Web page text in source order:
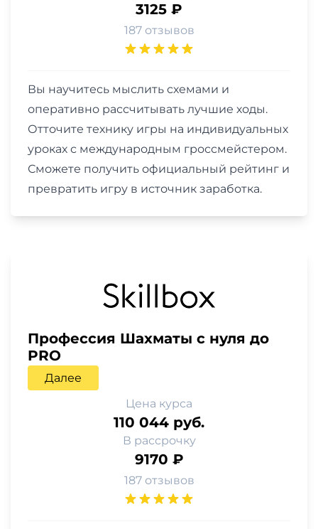
3125 ₽
187 отзывов
Вы научитесь мыслить схемами и
оперативно рассчитывать лучшие ходы.
Отточите технику игры на индивидуальных
уроках с международным гроссмейстером.
Сможете получить официальный рейтинг и
превратить игру в источник заработка.
Профессия Шахматы с нуля до
PRO
Далее
Цена курса
110 044 руб.
В рассрочку
9170 ₽
187 отзывов